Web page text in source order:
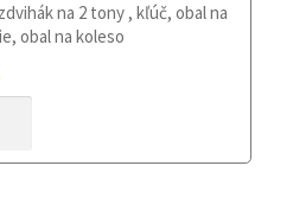
na 2 tony , kľúč, obal na
obal na koleso